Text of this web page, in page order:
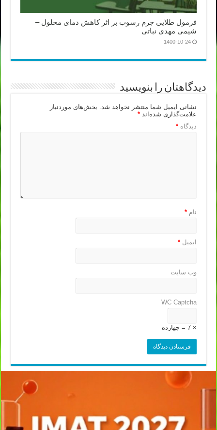
فرمول طلایی جرم رسوب بر اثر کاهش دمای محلول –
شیمی مهدی نباتی
1400-10-24
دیدگاهتان را بنویسید
نشانی ایمیل شما منتشر نخواهد شد.
بخش‌های موردنیاز
علامت‌گذاری شده‌اند*
دیدگاه*
نام*
ایمیل*
وب‌ سایت
WC Captcha
× 7 = چهارده